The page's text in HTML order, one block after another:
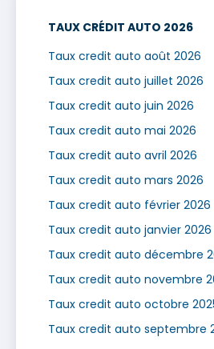
TAUX CRÉDIT AUTO 2026
Taux credit auto août 2026
Taux credit auto juillet 2026
Taux credit auto juin 2026
Taux credit auto mai 2026
Taux credit auto avril 2026
Taux credit auto mars 2026
Taux credit auto février 2026
Taux credit auto janvier 2026
Taux credit auto décembre
Taux credit auto novembre
Taux credit auto octobre
Taux credit auto septembre